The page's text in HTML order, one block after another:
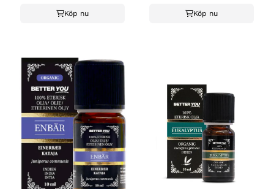
Köp nu Köp nu